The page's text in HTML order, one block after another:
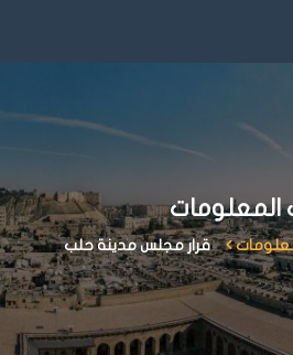
المعلومات
قرار مجلس مدينة حلب